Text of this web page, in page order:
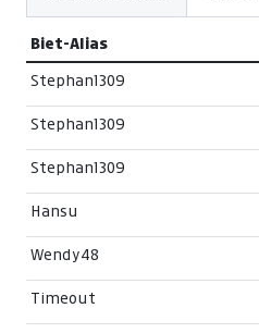
Biet-Alias
Stephan1309
Stephan1309
Stephan1309
Hansu
Wendy48
Timeout